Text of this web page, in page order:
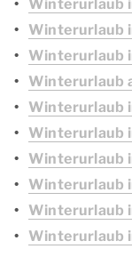
Winterurlaub
Winterurlaub
Winterurlaub
Winterurlaub
Winterurlaub
Winterurlaub
Winterurlaub
Winterurlaub
Winterurlaub
Winterurlaub